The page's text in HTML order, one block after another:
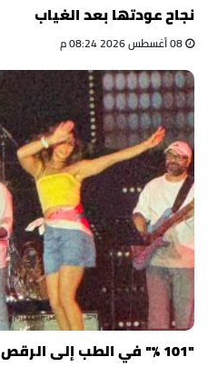
نجاح عودتها بعد الغياب
"101 %" في الطب إلى